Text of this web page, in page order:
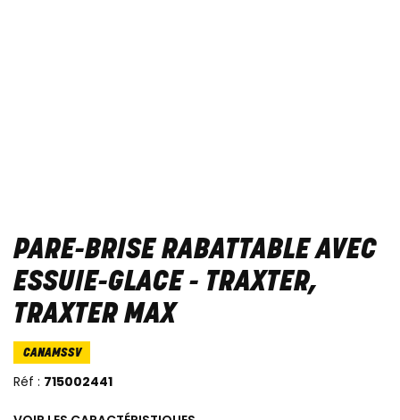
PARE-BRISE RABATTABLE AVEC
ESSUIE-GLACE - TRAXTER,
TRAXTER MAX
CANAMSSV
Réf : 715002441